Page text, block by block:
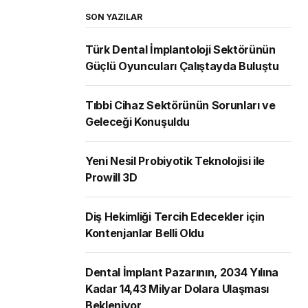
SON YAZILAR
Türk Dental İmplantoloji Sektörünün
Güçlü Oyuncuları Çalıştayda Buluştu
Tıbbi Cihaz Sektörünün Sorunları ve
Geleceği Konuşuldu
Yeni Nesil Probiyotik Teknolojisi ile
Prowill 3D
Diş Hekimliği Tercih Edecekler için
Kontenjanlar Belli Oldu
Dental İmplant Pazarının, 2034 Yılına
Kadar 14,43 Milyar Dolara Ulaşması